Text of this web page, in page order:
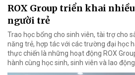
ROX Group triển khai
người trẻ
Trao học bổng cho sinh viên, tài trợ cho
năng trẻ, hợp tác với các trường đại học
thực chiến là những hoạt động ROX
hành cùng học sinh, sinh viên và lao động